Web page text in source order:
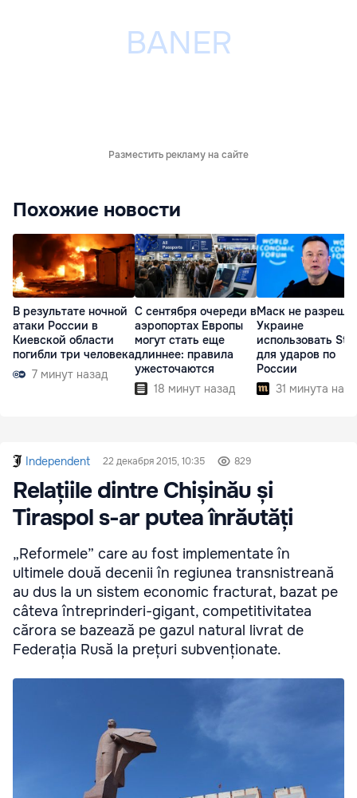
Разместить рекламу на сайте
Похожие новости
В результате ночной
атаки России в
Киевской области
погибли три человека
7 минут назад
С сентября очереди в
аэропортах Европы
могут стать еще
длиннее: правила
ужесточаются
18 минут назад
Маск не
Украине
использовать
для ударов по
России
31 минута
Independent 22 декабря 2015, 10:35 829
Relațiile dintre Chișinău și
Tiraspol s-ar putea înrăutăți
„Reformele” care au fost implementate în
ultimele două decenii în regiunea transnistreană
au dus la un sistem economic fracturat, bazat pe
câteva întreprinderi-gigant, competitivitatea
cărora se bazează pe gazul natural livrat de
Federația Rusă la prețuri subvenționate.